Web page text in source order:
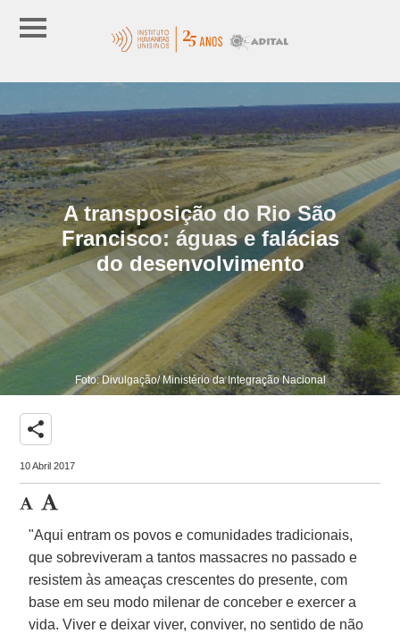
A transposição do Rio São
Francisco: águas e falácias
do desenvolvimento
Foto: Divulgação/ Ministério da Integração Nacional
share
10 Abril 2017
"Aqui entram os povos e comunidades tradicionais,
que sobreviveram a tantos massacres no passado e
resistem às ameaças crescentes do presente, com
base em seu modo milenar de conceber e exercer a
vida. Viver e deixar viver, conviver, no sentido de não